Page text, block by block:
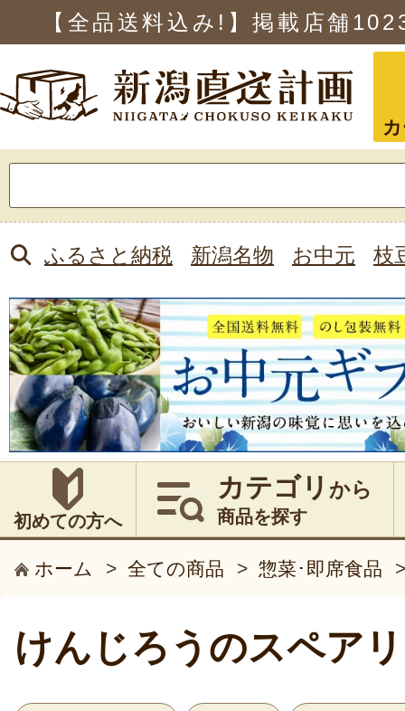
【全品送料込み!】掲載店舗
索:
ふるさと納税 新潟名物 お中元 枝
初めての方へ
カテゴリ から
商品を探す
ホーム > 全ての商品 > 惣菜･即席食品
けんじろうのスペア